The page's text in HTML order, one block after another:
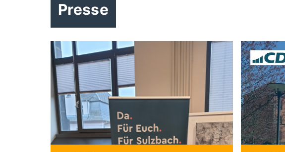
Presse